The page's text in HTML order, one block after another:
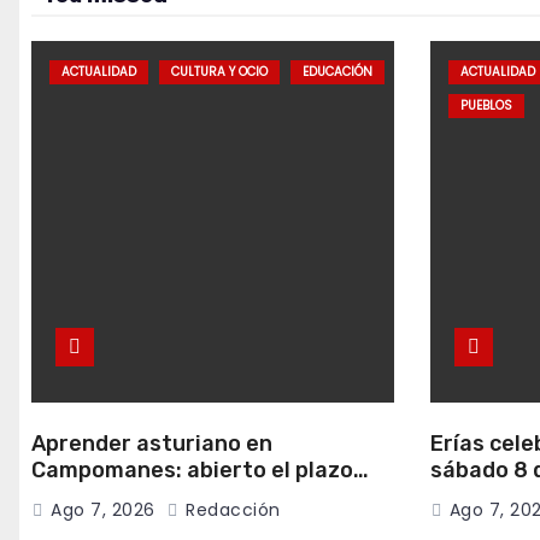
ACTUALIDAD CULTURA Y OCIO EDUCACIÓN
Aprender asturiano en
Campomanes: abierto el plazo
para inscribirse en el programa
Falamos
Ago 7, 2026 Redacción
ACTUALIDAD
PUEBLOS
Erías
sábado 8
música y
Ago 7,